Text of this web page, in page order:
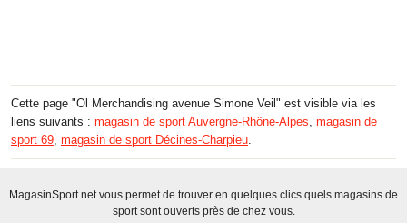
Cette page "Ol Merchandising avenue Simone Veil" est visible via les
liens suivants : magasin de sport Auvergne-Rhône-Alpes magasin de
sport 69 magasin de sport Décines-Charpieu
MagasinSport.net vous permet de trouver en quelques clics quels magasins de
sport sont ouverts près de chez vous.